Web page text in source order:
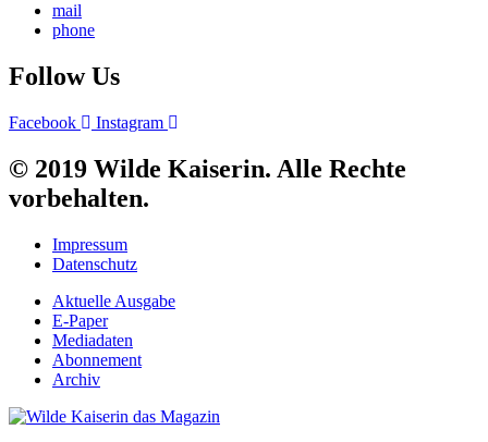
mail
phone
Follow Us
Facebook Instagram
© 2019 Wilde Kaiserin. Alle Rechte
vorbehalten.
Impressum
Datenschutz
Aktuelle Ausgabe
E-Paper
Mediadaten
Abonnement
Archiv